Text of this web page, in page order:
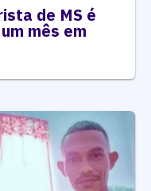
de MS é
mês em